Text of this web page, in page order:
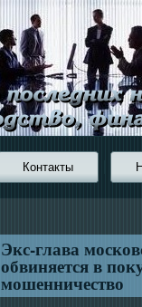
Контакты
Экс-глава
обвиняется в
мошенничество